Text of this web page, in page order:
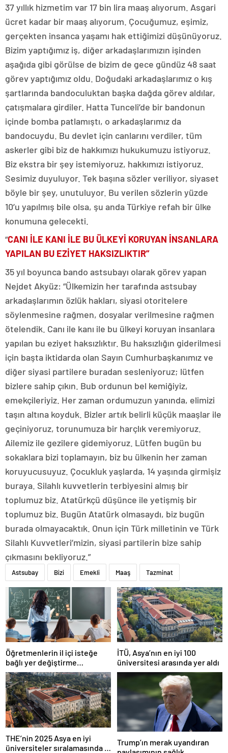
37 yıllık hizmetim var 17 bin lira maaş alıyorum. Asgari
ücret kadar bir maaş alıyorum. Çocuğumuz, eşimiz,
gerçekten insanca yaşamı hak ettiğimizi düşünüyoruz.
Bizim yaptığımız iş, diğer arkadaşlarımızın işinden
aşağıda gibi görülse de bizim de gece gündüz 48 saat
görev yaptığımız oldu. Doğudaki arkadaşlarımız o kış
şartlarında bandoculuktan başka dağda görev aldılar,
çatışmalara girdiler. Hatta Tunceli’de bir bandonun
içinde bomba patlamıştı, o arkadaşlarımız da
bandocuydu. Bu devlet için canlarını verdiler, tüm
askerler gibi biz de hakkımızı hukukumuzu istiyoruz.
Biz ekstra bir şey istemiyoruz, hakkımızı istiyoruz.
Sesimiz duyuluyor. Tek başına sözler veriliyor, siyaset
böyle bir şey, unutuluyor. Bu verilen sözlerin yüzde
10’u yapılmış bile olsa, şu anda Türkiye refah bir ülke
konumuna gelecekti.
“CANI İLE KANI İLE BU ÜLKEYİ KORUYAN İNSANLARA
YAPILAN BU EZİYET HAKSIZLIKTIR”
35 yıl boyunca bando astsubayı olarak görev yapan
Nejdet Akyüz: “Ülkemizin her tarafında astsubay
arkadaşlarımın özlük hakları, siyasi otoritelere
söylenmesine rağmen, dosyalar verilmesine rağmen
ötelendik. Canı ile kanı ile bu ülkeyi koruyan insanlara
yapılan bu eziyet haksızlıktır. Bu haksızlığın giderilmesi
için başta iktidarda olan Sayın Cumhurbaşkanımız ve
diğer siyasi partilere buradan sesleniyoruz; lütfen
bizlere sahip çıkın. Bub ordunun bel kemiğiyiz,
emekçileriyiz. Her zaman ordumuzun yanında, elimizi
taşın altına koyduk. Bizler artık belirli küçük maaşlar ile
geçiniyoruz, torunumuza bir harçlık veremiyoruz.
Ailemiz ile gezilere gidemiyoruz. Lütfen bugün bu
sokaklara bizi toplamayın, biz bu ülkenin her zaman
koruyucusuyuz. Çocukluk yaşlarda, 14 yaşında girmişiz
buraya. Silahlı kuvvetlerin terbiyesini almış bir
toplumuz biz. Atatürkçü düşünce ile yetişmiş bir
toplumuz biz. Bugün Atatürk olmasaydı, biz bugün
burada olmayacaktık. Onun için Türk milletinin ve Türk
Silahlı Kuvvetleri’mizin, siyasi partilerin bize sahip
çıkmasını bekliyoruz.”
Astsubay Bizi Emekli Maaş Tazminat
Öğretmenlerin il içi isteğe
bağlı yer değiştirme
başvuruları ne zaman?
İTÜ, Asya’nın en iyi 100
üniversitesi arasında yer aldı
THE’nin 2025 Asya en iyi
üniversiteler sıralamasında 4
Trump’ın merak uyandıran